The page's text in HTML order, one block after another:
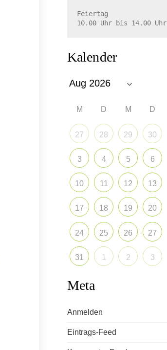
Feiertag
10.00 Uhr bis 14.00 Uhr
Kalender
M D M D
27 28 29 30
3 4 5 6
10 11 12 13
17 18 19 20
24 25 26 27
31 1 2 3
Meta
Anmelden
Eintrags-Feed